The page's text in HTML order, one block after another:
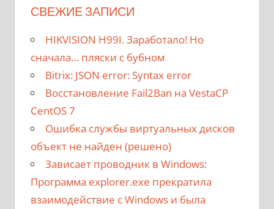
СВЕЖИЕ ЗАПИСИ
HIKVISION H99I. Заработало! Но
сначала… пляски с бубном
Bitrix: JSON error: Syntax error
Восстановление Fail2Ban на VestaCP
CentOS 7
Ошибка службы виртуальных дисков
объект не найден (решено)
Зависает проводник в Windows:
Программа explorer.exe прекратила
взаимодействие с Windows и была